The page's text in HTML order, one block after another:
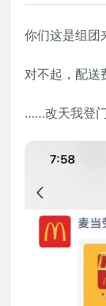
你们这是组团
对不起，配送
……改天我登门